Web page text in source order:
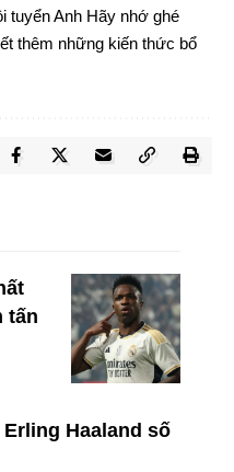
tuyển Anh Hãy nhớ ghé
thêm những kiến thức bổ
tấn
Haaland số